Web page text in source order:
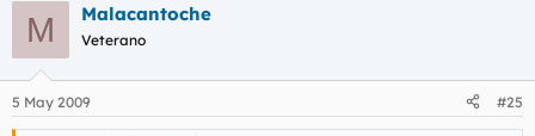
M Malacantoche
Veterano
5 May 2009 #25